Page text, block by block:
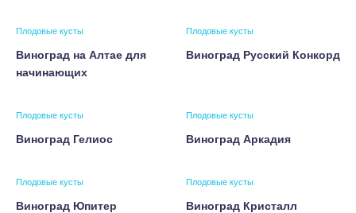
Плодовые кусты
Виноград на Алтае для
начинающих
Плодовые кусты
Виноград Русский Конкорд
Плодовые кусты
Виноград Гелиос
Плодовые кусты
Виноград Аркадия
Плодовые кусты
Виноград Юпитер
Плодовые кусты
Виноград Кристалл